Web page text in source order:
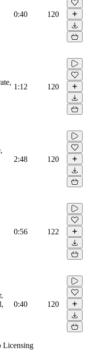
0:40 120
1:12 120
2:48 120
0:56 122
0:40 120
Licensing